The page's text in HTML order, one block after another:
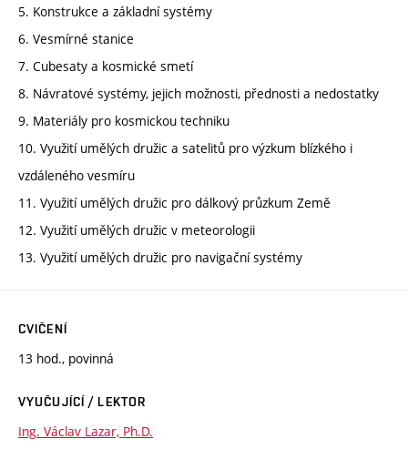
5. Konstrukce a základní systémy
6. Vesmírné stanice
7. Cubesaty a kosmické smetí
8. Návratové systémy, jejich možnosti, přednosti a nedostatky
9. Materiály pro kosmickou techniku
10. Využití umělých družic a satelitů pro výzkum blízkého i
vzdáleného vesmíru
11. Využití umělých družic pro dálkový průzkum Země
12. Využití umělých družic v meteorologii
13. Využití umělých družic pro navigační systémy
CVIČENÍ
13 hod., povinná
VYUČUJÍCÍ / LEKTOR
Ing. Václav Lazar, Ph.D.